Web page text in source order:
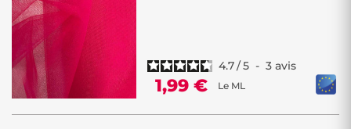
4.7/5 - 3 avis
1,99 € Le ML